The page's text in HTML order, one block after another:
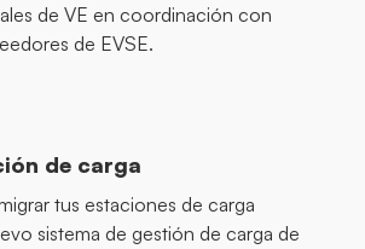
de VE en coordinación con
de EVSE.
de carga
tus estaciones de carga
sistema de gestión de carga de